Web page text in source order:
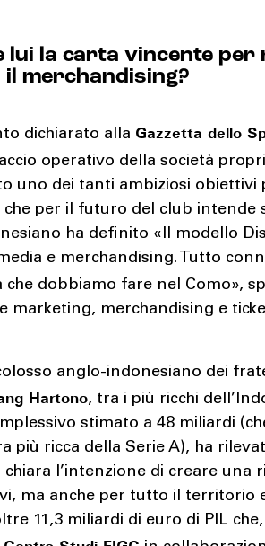
lui la carta vincente per
il merchandising?
dichiarato alla Gazzetta dello
operativo della società
uno dei tanti ambiziosi obiettivi
per il futuro del club intende
ha definito «Il modello
e merchandising. Tutto
che dobbiamo fare nel Como»,
marketing, merchandising e
anglo-indonesiano dei
Hartono, tra i più ricchi
stimato a 48 miliardi
più ricca della Serie A), ha
chiara l’intenzione di creare una
ma anche per tutto il territorio
11,3 miliardi di euro di PIL